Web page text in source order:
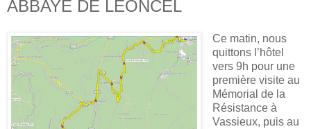
ABBAYE DE LEONCEL
Ce matin, nous
quittons l’hôtel
vers 9h pour une
première visite au
Mémorial de la
Résistance à
Vassieux, puis au